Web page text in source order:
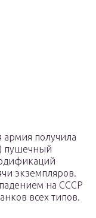
получила
пушечный
экземпляров.
на СССР
всех типов.